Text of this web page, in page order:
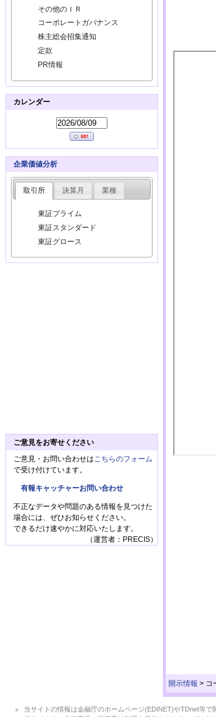
開示情報 > コ
その他のＩＲ
コーポレートガバナンス
株主総会招集通知
定款
PR情報
カレンダー
企業価値分析
取引所 決算月 業種
東証プライム
東証スタンダード
東証グロース
ご意見をお寄せください
ご意見・お問い合わせは こちらのフォーム
で受け付けています。
有報キャッチャーお問い合わせ
不正なデータや問題のある情報を見つけた
場合には、ぜひお知らせください。
できるだけ速やかに対応いたします。
（運営者：PRECIS）
当サイトの情報は金融庁のホームページ(EDINET)やTDnet等